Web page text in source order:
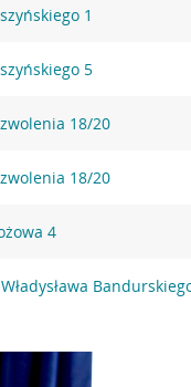
1
5
18/20
18/20
4